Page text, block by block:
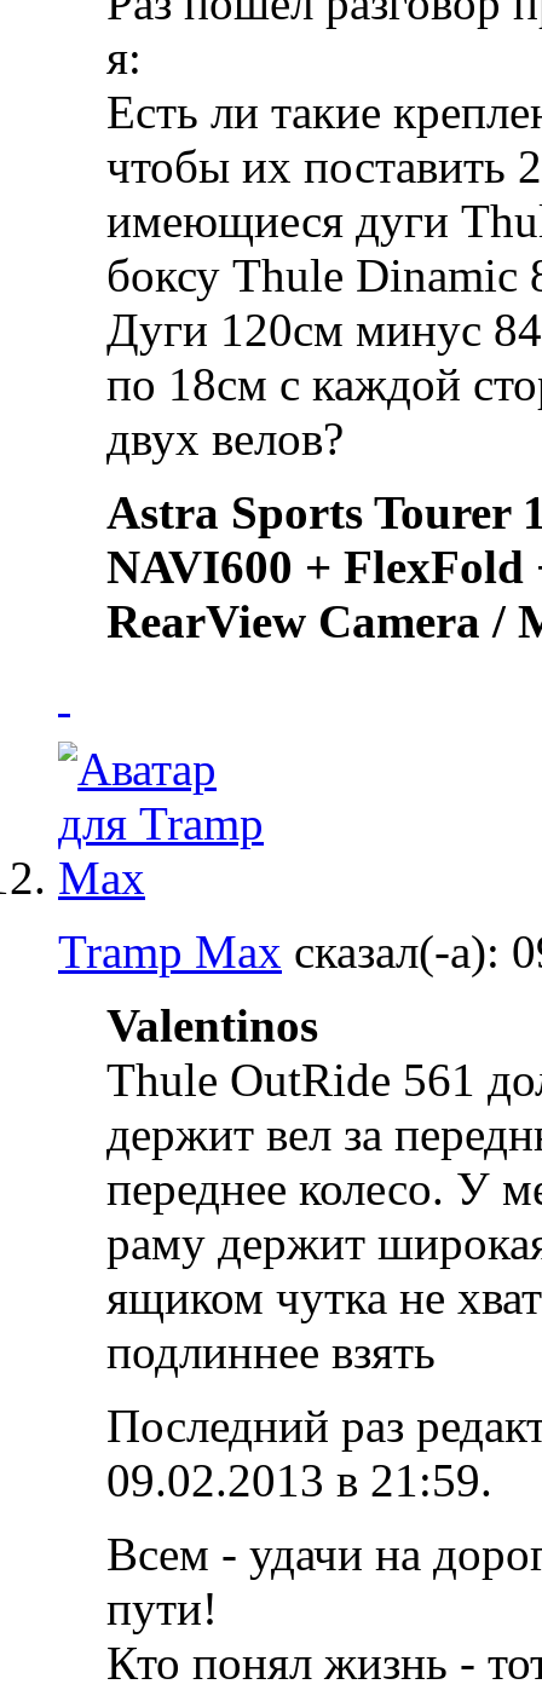
я:
Есть ли такие
чтобы их поставить
имеющиеся дуги
боксу Thule Dinamic
Дуги 120см минус
по 18см с каждой
двух велов?
Astra Sports Tourer
NAVI600 + FlexFold
RearView Camera /
Tramp Max сказал(-а):
Valentinos
Thule OutRide 561
держит вел за
переднее колесо. У
раму держит
ящиком чутка не
подлиннее взять
Последний раз
09.02.2013 в 21:59.
Всем - удачи на
пути!
Кто понял жизнь -